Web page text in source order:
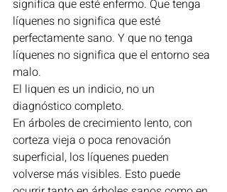
significa que esté enfermo. Que tenga
líquenes no significa que esté
perfectamente sano. Y que no tenga
líquenes no significa que el entorno sea
malo.
El liquen es un indicio, no un
diagnóstico completo.
En árboles de crecimiento lento, con
corteza vieja o poca renovación
superficial, los líquenes pueden
volverse más visibles. Esto puede